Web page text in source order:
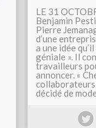
LE 31
Benjamin
Pierre
d’une
a une idée
géniale ». Il
travailleurs
annoncer. «
décidé de